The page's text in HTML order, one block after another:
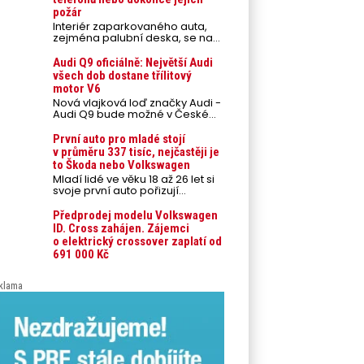
požár
Interiér zaparkovaného auta,
zejména palubní deska, se na
přímém slunci může během
letních veder rozpálit až na 80
°C. Takové teploty představují
nebezpečí pro odložené
mobilní telefony, powerbanky
nebo notebooky. Můžou urychlit
stárnutí baterií, poškodit
případech i zvýšit riziko požáru.
Audi Q9 oficiálně: Největší Audi
všech dob dostane třílitový
motor V6
Nová vlajková loď značky Audi -
Audi Q9 bude možné v České
prvního srpnového týdne 2026,
kde budou oznámeny také
české ceny.
První auto pro mladé stojí
v průměru 337 tisíc, nejčastěji je
to Škoda nebo Volkswagen
Mladí lidé ve věku 18 až 26 let si
svoje první auto pořizují
prostřednictvím úvěrového
financování jako ojeté. Je to tak
u 93,3 % lidí, jen 6,7 % si pořídí
nové auto. Průměrná pořizovací
cena vozu dosahuje 337 tisíc
korun a průměrná financovaná
spořitelny za posledních 10 let
Předprodej modelu Volkswagen
ID. Cross zahájen. Zájemci
o elektrický crossover zaplatí od
691 000 Kč